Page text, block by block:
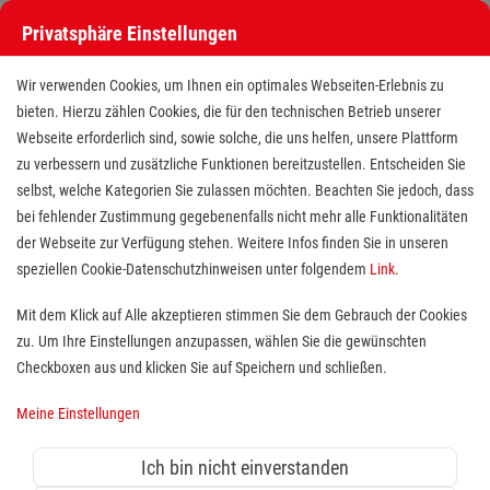
Ausbildung Pflegefachmann / -
fachfrau (m/w/d)
Standort(e):Schwäbisch Gmünd
mit Menschen? Dann bist du hier genau richtig! Wir
suchen für den Ausbildungsstart am
wieder neue Kolleginnen und Kollegen an
Privatsphäre Einstellungen
Wir verwenden Cookies, um Ihnen ein optimales Webseiten-Erlebnis zu
bieten. Hierzu zählen Cookies, die für den technischen Betrieb unserer
Webseite erforderlich sind, sowie solche, die uns helfen, unsere Plattform
zu verbessern und zusätzliche Funktionen bereitzustellen. Entscheiden Sie
selbst, welche Kategorien Sie zulassen möchten. Beachten Sie jedoch, dass
bei fehlender Zustimmung gegebenenfalls nicht mehr alle Funktionalitäten
der Webseite zur Verfügung stehen. Weitere Infos finden Sie in unseren
speziellen Cookie-Datenschutzhinweisen unter folgendem Link.
Mit dem Klick auf Alle akzeptieren stimmen Sie dem Gebrauch der Cookies
zu. Um Ihre Einstellungen anzupassen, wählen Sie die gewünschten
Checkboxen aus und klicken Sie auf Speichern und schließen.
Meine Einstellungen
Ich bin nicht einverstanden